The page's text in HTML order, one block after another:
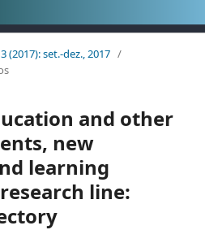
(2017): set.-dez., 2017 /
and other
new
learning
line: